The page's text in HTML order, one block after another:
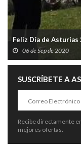
Feliz Día de
06 de Sep de 2020
SUSCRÍBETE A
Recibe directamente
mejores ofertas.